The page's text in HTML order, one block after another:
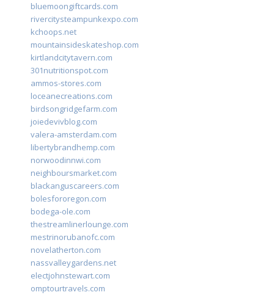
bluemoongiftcards.com
rivercitysteampunkexpo.com
kchoops.net
mountainsideskateshop.com
kirtlandcitytavern.com
301nutritionspot.com
ammos-stores.com
loceanecreations.com
birdsongridgefarm.com
joiedevivblog.com
valera-amsterdam.com
libertybrandhemp.com
norwoodinnwi.com
neighboursmarket.com
blackanguscareers.com
bolesfororegon.com
bodega-ole.com
thestreamlinerlounge.com
mestrinorubanofc.com
novelatherton.com
nassvalleygardens.net
electjohnstewart.com
omptourtravels.com